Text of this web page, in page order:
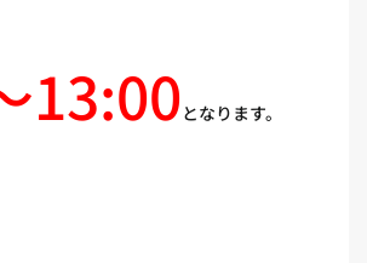
13:00となります。